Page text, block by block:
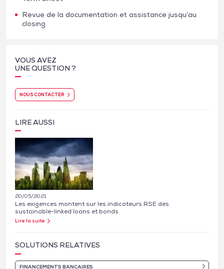
Revue de la documentation et assistance jusqu’au
closing
VOUS AVEZ
UNE QUESTION ?
NOUS CONTACTER
LIRE AUSSI
20/05/2021
Les exigences montent sur les indicateurs RSE des
sustainable-linked loans et bonds
Lire la suite
SOLUTIONS RELATIVES
FINANCEMENTS BANCAIRES